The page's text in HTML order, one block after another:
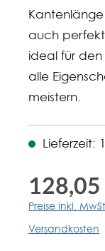
auch
ideal für den
alle
meistern.
Lieferzeit:
128,05
Preise inkl.
Versandkosten